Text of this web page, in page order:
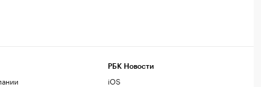
РБК Новости
iOS